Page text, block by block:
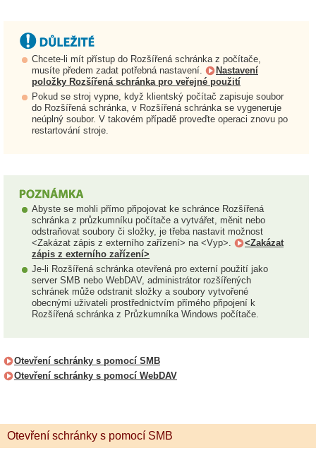
Chcete-li mít přístup do Rozšířená schránka z počítače,
musíte předem zadat potřebná nastavení.
Nastavení
položky Rozšířená schránka pro veřejné použití
Pokud se stroj vypne, když klientský počítač zapisuje soubor
do Rozšířená schránka, v Rozšířená schránka se vygeneruje
neúplný soubor. V takovém případě proveďte operaci znovu po
restartování stroje.
Abyste se mohli přímo připojovat ke schránce Rozšířená
schránka z průzkumníku počítače a vytvářet, měnit nebo
odstraňovat soubory či složky, je třeba nastavit možnost
<Zakázat zápis z externího zařízení> na <Vyp>.
<Zakázat
zápis z externího zařízení>
Je-li Rozšířená schránka otevřená pro externí použití jako
server SMB nebo WebDAV, administrátor rozšířených
schránek může odstranit složky a soubory vytvořené
obecnými uživateli prostřednictvím přímého připojení k
Rozšířená schránka z Průzkumníka Windows počítače.
Otevření schránky s pomocí SMB
Otevření schránky s pomocí WebDAV
Otevření schránky s pomocí SMB